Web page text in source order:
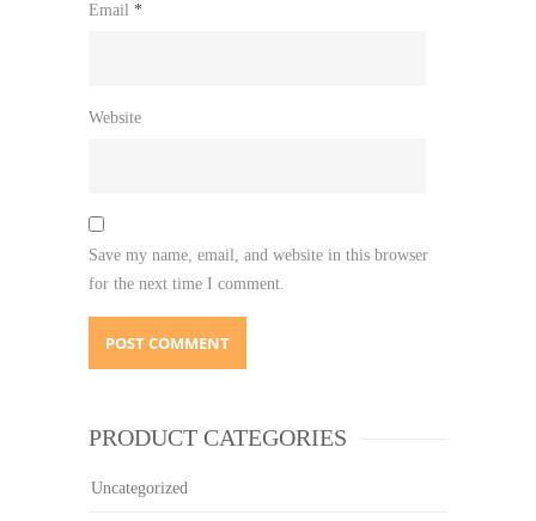
Email *
Website
Save my name, email, and website in this browser
for the next time I comment.
PRODUCT CATEGORIES
Uncategorized